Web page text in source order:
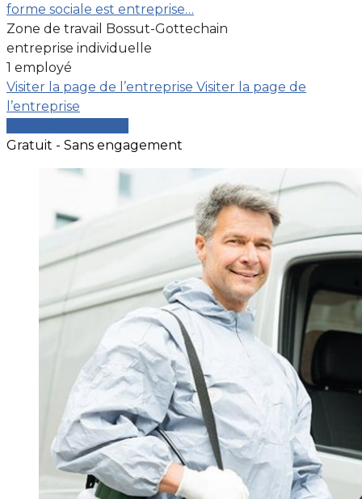
forme sociale est entreprise…
Zone de travail Bossut-Gottechain
entreprise individuelle
1 employé
Visiter la page de l’entreprise Visiter la page de
l’entreprise
Gratuit - Sans engagement